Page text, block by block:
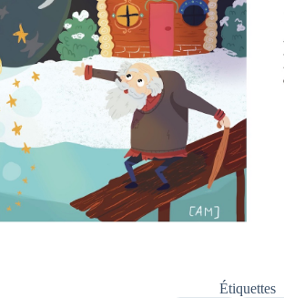
Étiquettes